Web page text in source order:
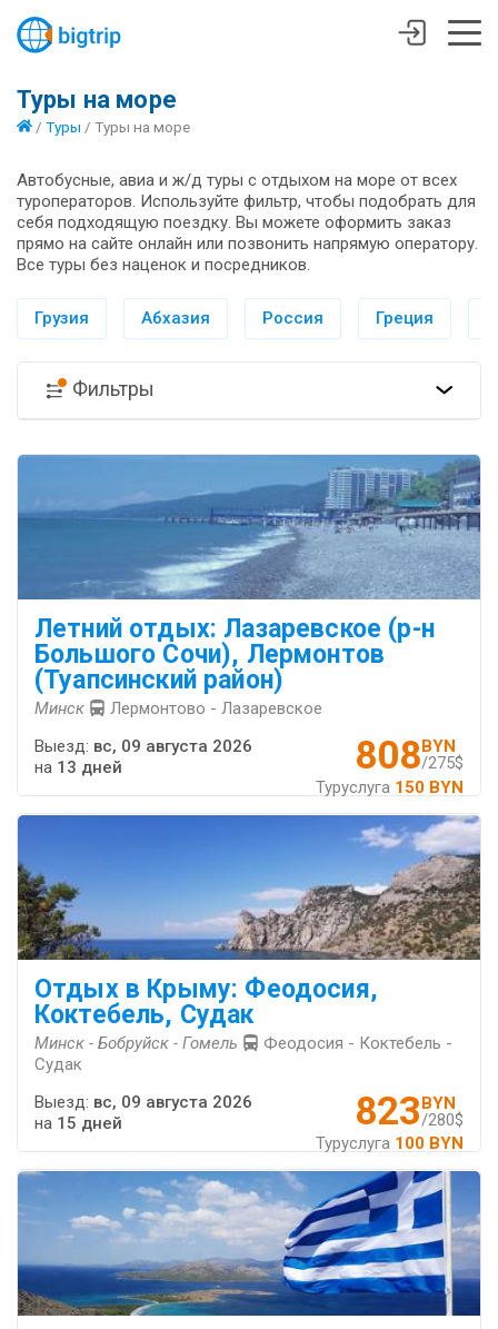
Туры на море
/ Туры / Туры на море
Автобусные, авиа и ж/д туры с отдыхом на море от всех
туроператоров. Используйте фильтр, чтобы подобрать для
себя подходящую поездку. Вы можете оформить заказ
прямо на сайте онлайн или позвонить напрямую оператору.
Все туры без наценок и посредников.
Грузия Абхазия Россия Греция
Фильтры
Летний отдых: Лазаревское (р-н
Большого Сочи), Лермонтов
(Туапсинский район)
Минск Лермонтово - Лазаревское
808 BYN
/275$
Туруслуга 150 BYN
Выезд: вс, 09 августа 2026
на 13 дней
Отдых в Крыму: Феодосия,
Коктебель, Судак
Минск - Бобруйск - Гомель
Феодосия - Коктебель -
Судак
823BYN
/280$
Туруслуга 100 BYN
Выезд: вс, 09 августа 2026
на 15 дней